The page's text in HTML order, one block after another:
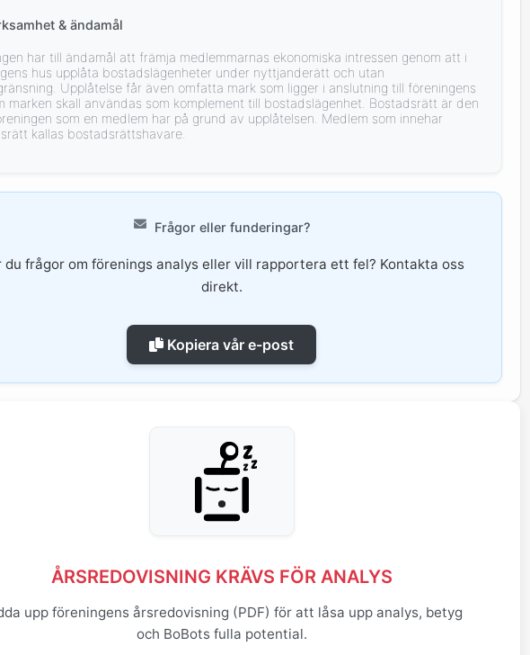
& ändamål
har till ändamål att främja medlemmarnas ekonomiska intressen genom att i
hus upplåta bostadslägenheter under nyttjanderätt och utan
Upplåtelse får även omfatta mark som ligger i anslutning till föreningens
marken skall användas som komplement till bostadslägenhet. Bostadsrätt är den
som en medlem har på grund av upplåtelsen. Medlem som innehar
kallas bostadsrättshavare.
Frågor eller funderingar?
du frågor om förenings analys eller vill rapportera ett fel? Kontakta oss
direkt.
Kopiera vår e-post
ÅRSREDOVISNING KRÄVS FÖR ANALYS
upp föreningens årsredovisning (PDF) för att låsa upp analys, betyg
och BoBots fulla potential.